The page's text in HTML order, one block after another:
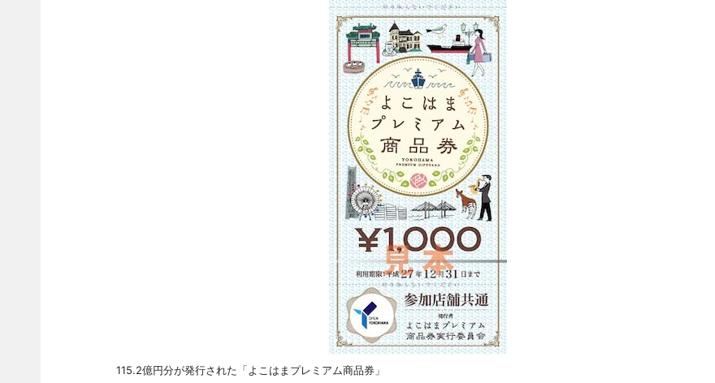
115.2億円分が発行された「よこはまプレミアム商品券」